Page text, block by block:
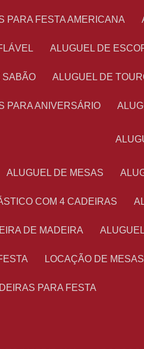
PARA FESTA AMERICANA
ALUGUEL DE
SABÃO ALUGUEL DE
PARA ANIVERSÁRIO
ALUGUEL DE MESAS
COM 4 CADEIRAS
DE MADEIRA
LOCAÇÃO DE
PARA FESTA